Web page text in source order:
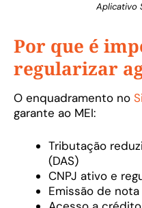
Aplicativo
Por que é
regularizar
O enquadramento no
garante ao MEI:
Tributação
(DAS)
CNPJ ativo e
Emissão de